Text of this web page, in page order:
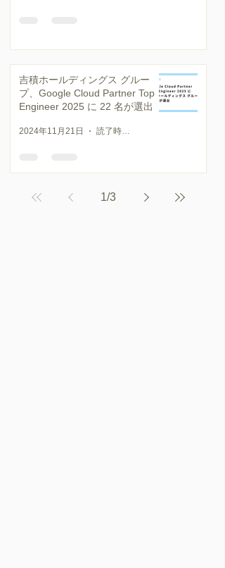
吉積ホールディングス グルー
プ、Google Cloud Partner Top
Engineer 2025 に 22 名が選出
2024年11月21日
1/3